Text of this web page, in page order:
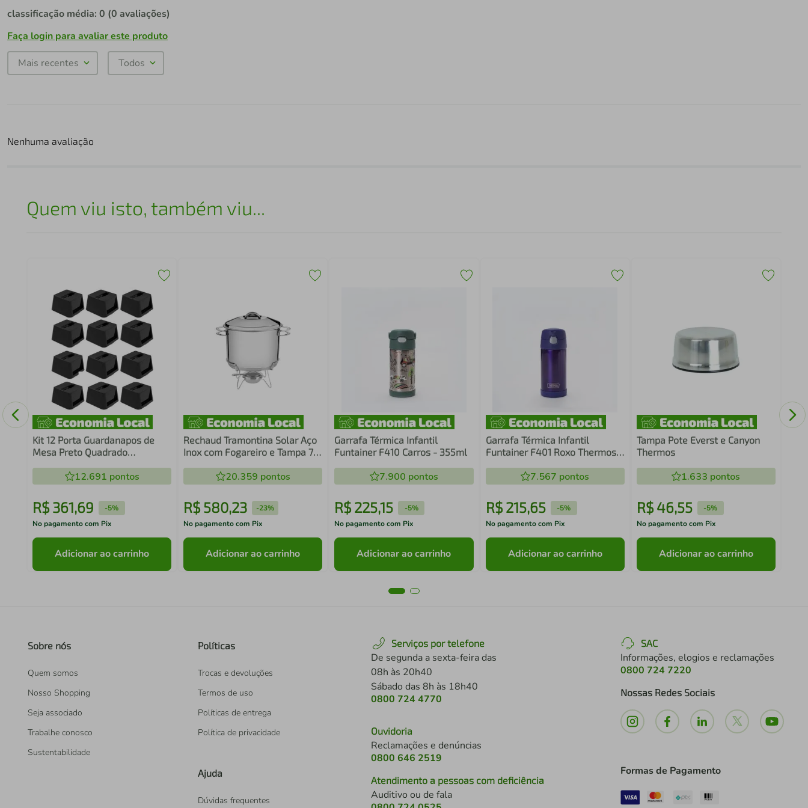
classificação média: 0 (0 avaliações)
Faça login para avaliar este produto
Mais recentes Todos
Nenhuma avaliação
Quem viu isto, também viu...
Kit 12 Porta Guardanapos de
Mesa Preto Quadrado
12.691 pontos
R$ 361,69 -5%
No pagamento com Pix
Adicionar ao carrinho
Rechaud Tramontina Solar Aço
Inox com Fogareiro e Tampa 7,8
20.359 pontos
R$ 580,23 -23%
No pagamento com Pix
Adicionar ao carrinho
Garrafa Térmica Infantil
Funtainer F410 Carros - 355ml
7.900 pontos
R$225,15 -5%
No pagamento com Pix
Adicionar ao carrinho
Garrafa Térmica Infantil
Funtainer F401 Roxo Thermos -
7.567 pontos
R$ 215,65 -5%
No pagamento com Pix
Adicionar ao carrinho
Tampa Pote Everst e Canyon
Thermos
1.633 pontos
R$ 46,55 -5%
No pagamento com Pix
Adicionar ao carrinho
Sobre nós
Quem somos
Nosso Shopping
Seja associado
Trabalhe conosco
Sustentabilidade
Políticas
Trocas e devoluções
Termos de uso
Políticas de entrega
Política de privacidade
Ajuda
Dúvidas frequentes
Serviços por telefone
De segunda a sexta-feira das
08h às 20h40
Sábado das 8h às 18h40
0800 724 4770
Ouvidoria
Reclamações e denúncias
0800 646 2519
Atendimento a pessoas com deficiência
Auditivo ou de fala
SAC
Informações, elogios e reclamações
0800 724 7220
Nossas Redes Sociais
Formas de Pagamento